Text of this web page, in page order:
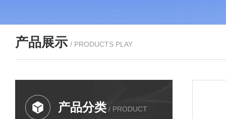
产品展示 / PRODUCTS PLAY
产品分类 / PRODUCT